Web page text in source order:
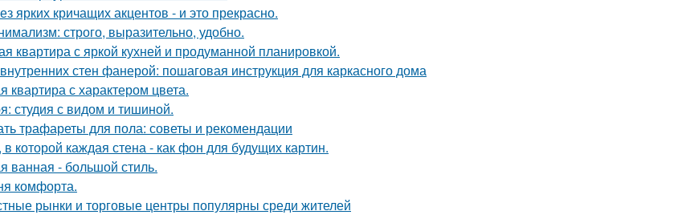
ярких кричащих акцентов - и это прекрасно.
строго, выразительно, удобно.
квартира с яркой кухней и продуманной планировкой.
стен фанерой: пошаговая инструкция для каркасного дома
квартира с характером цвета.
студия с видом и тишиной.
трафареты для пола: советы и рекомендации
в которой каждая стена - как фон для будущих картин.
ванная - большой стиль.
комфорта.
рынки и торговые центры популярны среди жителей